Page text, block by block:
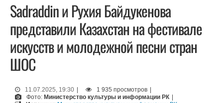
Sadraddin и Рухия Байдукенова
представили Казахстан на фестивале
искусств и молодежной песни стран
ШОС
11.07.2025, 19:30 1 935 просмотров
Фото: Министерство культуры и информации РК